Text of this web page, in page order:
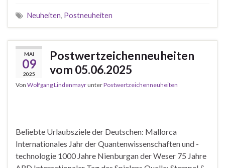
Neuheiten, Postneuheiten
MAI
09
2025
Postwertzeichenneuheiten
vom 05.06.2025
Von Wolfgang LindenmayrunterPostwertzeichenneuheiten
Beliebte Urlaubsziele der Deutschen: Mallorca
Internationales Jahr der Quantenwissenschaften und -
technologie 1000 Jahre Nienburgan der Weser 75 Jahre